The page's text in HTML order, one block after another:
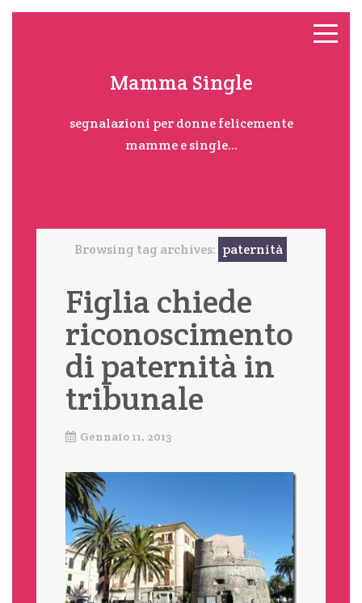
Mamma Single
segnalazioni per donne felicemente
mamme e single...
Browsing tag archives: paternità
Figlia chiede
riconoscimento
di paternità in
tribunale
Gennaio 11, 2013